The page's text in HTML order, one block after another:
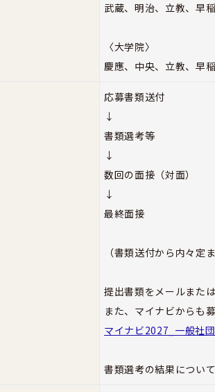
武蔵、明治、立教、早
〈大学院〉
慶應、中央、立教、早
応募書類送付
↓
書類選考等
↓
数回の面接（対面）
↓
最終面接
（書類送付から内々定
提出書類をメールまた
また、マイナビからも
マイナビ2027_一般社
書類選考の結果につい